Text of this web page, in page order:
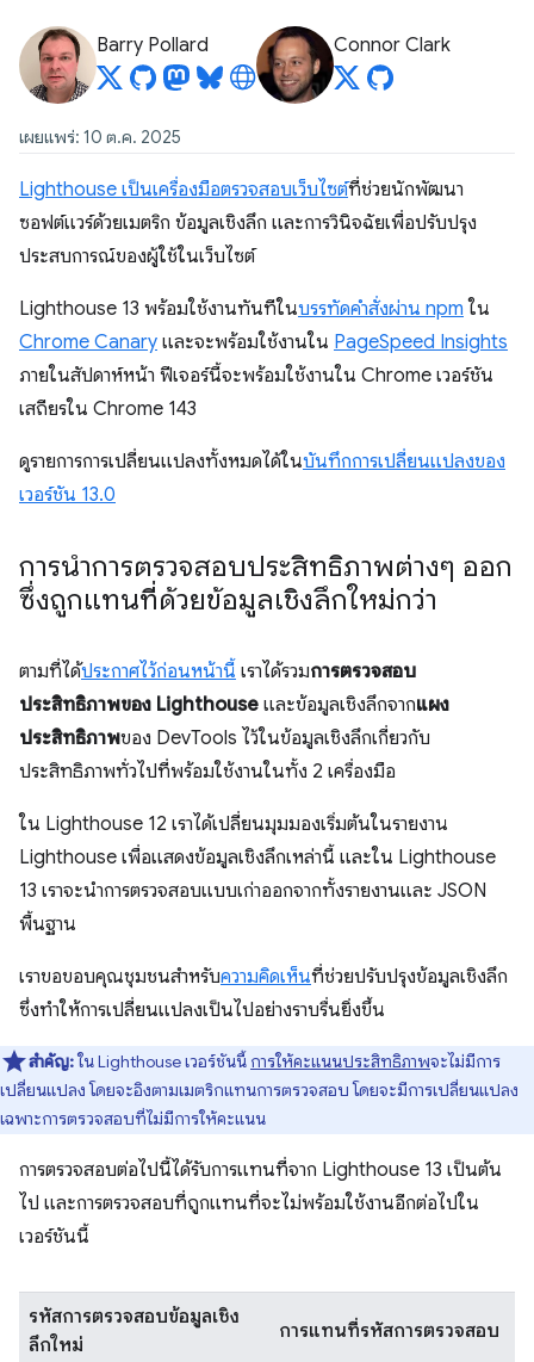
Barry Pollard Connor Clark
เผยแพร่: 10 ต.ค. 2025
Lighthouse เป็นเครื่องมือตรวจสอบเว็บไซต์ที่ช่วยนักพัฒนา
ซอฟต์แวร์ด้วยเมตริก ข้อมูลเชิงลึก และการวินิจฉัยเพื่อปรับปรุง
ประสบการณ์ของผู้ใช้ในเว็บไซต์
Lighthouse 13 พร้อมใช้งานทันทีในบรรทัดคำสั่งผ่าน npm ใน
Chrome Canary และจะพร้อมใช้งานใน PageSpeed Insights
ภายในสัปดาห์หน้า ฟีเจอร์นี้จะพร้อมใช้งานใน Chrome เวอร์ชัน
เสถียรใน Chrome 143
ดูรายการการเปลี่ยนแปลงทั้งหมดได้ในบันทึกการเปลี่ยนแปลงของ
เวอร์ชัน 13.0
การนำการตรวจสอบประสิทธิภาพต่างๆ ออก
ซึ่งถูกแทนที่ด้วยข้อมูลเชิงลึกใหม่กว่า
ตามที่ได้ประกาศไว้ก่อนหน้านี้ เราได้รวมการตรวจสอบ
ประสิทธิภาพของ Lighthouse และข้อมูลเชิงลึกจากแผง
ประสิทธิภาพของ DevTools ไว้ในข้อมูลเชิงลึกเกี่ยวกับ
ประสิทธิภาพทั่วไปที่พร้อมใช้งานในทั้ง 2 เครื่องมือ
ใน Lighthouse 12 เราได้เปลี่ยนมุมมองเริ่มต้นในรายงาน
Lighthouse เพื่อแสดงข้อมูลเชิงลึกเหล่านี้ และใน Lighthouse
13 เราจะนำการตรวจสอบแบบเก่าออกจากทั้งรายงานและ JSON
พื้นฐาน
เราขอขอบคุณชุมชนสำหรับความคิดเห็นที่ช่วยปรับปรุงข้อมูลเชิงลึก
ซึ่งทำให้การเปลี่ยนแปลงเป็นไปอย่างราบรื่นยิ่งขึ้น
สำคัญ:ใน Lighthouse เวอร์ชันนี้ การให้คะแนนประสิทธิภาพจะไม่มีการ
เปลี่ยนแปลง โดยจะอิงตามเมตริกแทนการตรวจสอบ โดยจะมีการเปลี่ยนแปลง
เฉพาะการตรวจสอบที่ไม่มีการให้คะแนน
การตรวจสอบต่อไปนี้ได้รับการแทนที่จาก Lighthouse 13 เป็นต้น
ไป และการตรวจสอบที่ถูกแทนที่จะไม่พร้อมใช้งานอีกต่อไปใน
เวอร์ชันนี้
รหัสการตรวจสอบข้อมูลเชิง
ลึกใหม่
การแทนที่รหัสการตรวจสอบ